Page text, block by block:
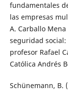
fundamentales
las empresas
A. Carballo
seguridad
profesor Rafael
Católica Andrés
Schünemann, B.